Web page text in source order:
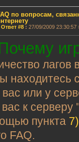
по вопросам,
Ответ #8: 27/09/2009 23:30:57
лагов
находитесь
вас или у
к серверу
пункта 7)
FAQ.